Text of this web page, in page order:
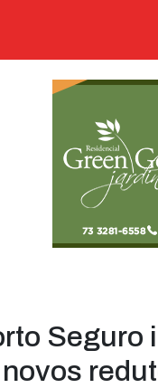
Seguro